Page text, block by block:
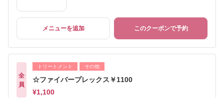
メニューを追加 このクーポンで予約
全
員
トリートメント その他
☆ファイバープレックス￥1100
¥1,100